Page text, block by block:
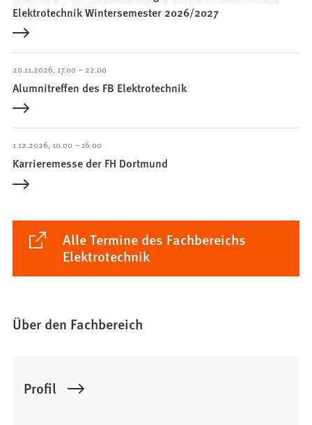
Elektrotechnik Wintersemester 2026/2027
20.11.2026 17.00 – 22.00
Alumnitreffen des FB Elektrotechnik
1.12.2026 10.00 – 16.00
Karrieremesse der FH Dortmund
Alle Termine des Fachbereichs
Elektrotechnik
in
Tab)
Über den Fachbereich
Profil